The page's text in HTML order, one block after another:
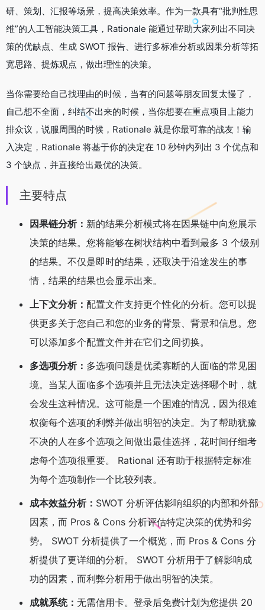
研、策划、汇报等场景，提高决策效率。作为一款具有“批判性思
维”的人工智能决策工具，Rationale 能通过帮助大家列出不同决
策的优缺点、生成 SWOT 报告、进行多标准分析或因果分析等拓
宽思路、提炼观点，做出理性的决策。
当你需要给自己找理由的时候，当有的问题等朋友回复太慢了，
自己想不全面，纠结不出来的时候，当你想要在重点项目上能力
排众议，说服周围的时候，Rationale 就是你最可靠的战友！输
入决定，Rationale 将基于你的决定在 10 秒钟内列出 3 个优点和
3 个缺点，并直接给出最优的决策。
主要特点
因果链分析： 新的结果分析模式将在因果链中向您展示
决策的结果。您将能够在树状结构中看到最多 3 个级别
的结果。不仅是即时的结果，还取决于沿途发生的事
情，结果的结果也会显示出来。
上下文分析： 配置文件支持更个性化的分析。您可以提
供更多关于您自己和您的业务的背景、背景和信息。您
可以添加多个配置文件并在它们之间切换。
多选项分析： 多选项问题是优柔寡断的人面临的常见困
境。当某人面临多个选项并且无法决定选择哪个时，就
会发生这种情况。这可能是一个困难的情况，因为很难
权衡每个选项的利弊并做出明智的决定。为了帮助犹豫
不决的人在多个选项之间做出最佳选择，花时间仔细考
虑每个选项很重要。 Rational 还有助于根据特定标准
为每个选项制作一个比较列表。
成本效益分析： SWOT 分析评估影响组织的内部和外部
因素，而 Pros & Cons 分析评估特定决策的优势和劣
势。 SWOT 分析提供了一个概览，而 Pros & Cons 分
析提供了更详细的分析。 SWOT 分析用于了解影响成
功的因素，而利弊分析用于做出明智的决策。
成就系统： 无需信用卡。登录后免费计划为您提供 20